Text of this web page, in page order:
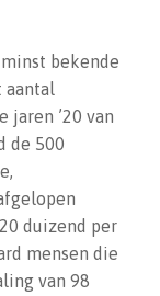
bekende
jaren ’20 van
de 500
duizend per
mensen die
van 98
debat
welkom.